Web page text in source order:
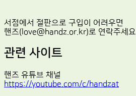
서점에서 절판으로 구입이 어려우면
핸즈(love@handz.or.kr)로 연락주세요.
관련 사이트
핸즈 유튜브 채널
https://youtube.com/c/handzat